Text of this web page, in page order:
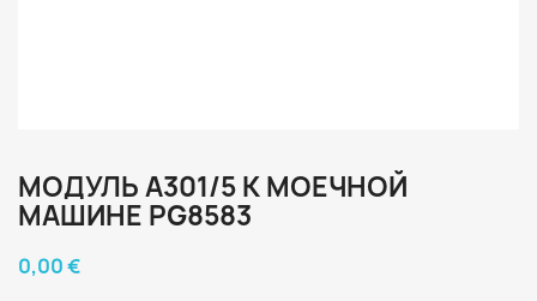
МОДУЛЬ A301/5 К МОЕЧНОЙ
МАШИНЕ PG8583
0,00 €